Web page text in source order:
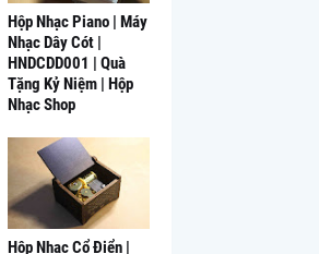
Hộp Nhạc Piano | Máy
Nhạc Dây Cót |
HNDCDD001 | Quà
Tặng Kỷ Niệm | Hộp
Nhạc Shop
Hộp Nhạc Cổ Điển |